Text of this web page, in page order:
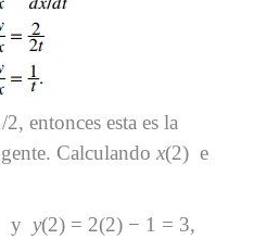
entonces esta es la
Calculando x(2) e
y y(2) = 2(2) − 1 = 3,